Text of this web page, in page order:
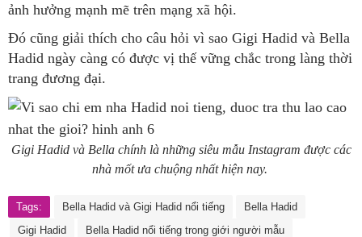
ảnh hưởng mạnh mẽ trên mạng xã hội.
Đó cũng giải thích cho câu hỏi vì sao Gigi Hadid và Bella
Hadid ngày càng có được vị thế vững chắc trong làng thời
trang đương đại.
Gigi Hadid và Bella chính là những siêu mẫu Instagram được các
nhà mốt ưa chuộng nhất hiện nay.
Tags: Bella Hadid và Gigi Hadid nổi tiếng
Bella Hadid
Gigi Hadid
Bella Hadid nổi tiếng trong giới người mẫu